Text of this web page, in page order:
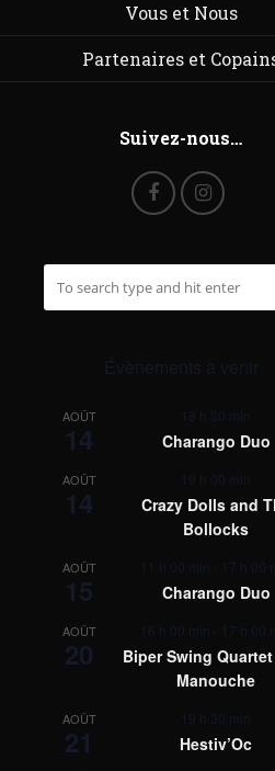
Vous et Nous
Partenaires et
Suivez-nous…
Évènements à venir
AOÛT
14
18 h 30 min
Charango Duo
AOÛT
14
19 h 00 min
Crazy Dolls and
Bollocks
AOÛT
15
11 h 00 min - 17 h 00
Charango Duo
AOÛT
20
16 h 00 min - 17 h 00
Biper Swing
Manouche
AOÛT
21
19 h 30 min
Hestiv’Oc